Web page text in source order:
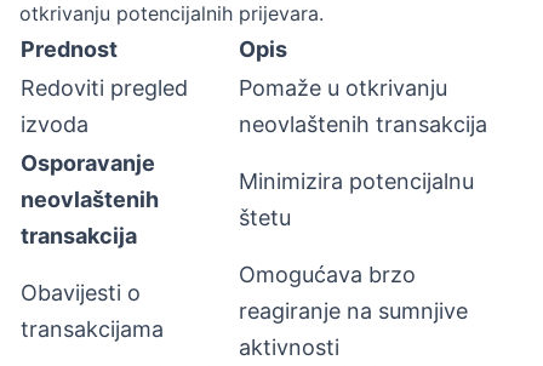
otkrivanju potencijalnih prijevara.
Prednost
Opis
Redoviti pregled
izvoda
Pomaže u otkrivanju
neovlaštenih transakcija
Osporavanje
neovlaštenih
transakcija
Minimizira potencijalnu
štetu
Obavijesti o
transakcijama
Omogućava brzo
reagiranje na sumnjive
aktivnosti